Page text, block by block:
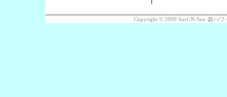
Copyright © 2009 Surf-N-Sea::超ハワ